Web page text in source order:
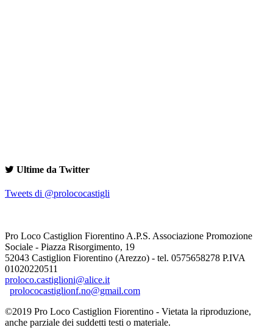
Ultime da Twitter
Tweets di @prolococastigli
Pro Loco Castiglion Fiorentino A.P.S. Associazione Promozione
Sociale - Piazza Risorgimento, 19
52043 Castiglion Fiorentino (Arezzo) - tel. 0575658278 P.IVA
01020220511
proloco.castiglioni@alice.it
prolococastiglionf.no@gmail.com
©2019 Pro Loco Castiglion Fiorentino - Vietata la riproduzione,
anche parziale dei suddetti testi o materiale.